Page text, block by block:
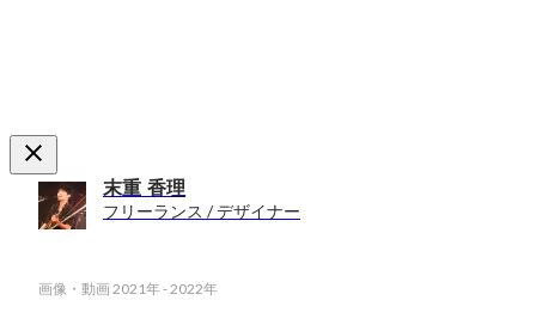
末重 香理
フリーランス / デザイナー
画像・動画2021年-2022年